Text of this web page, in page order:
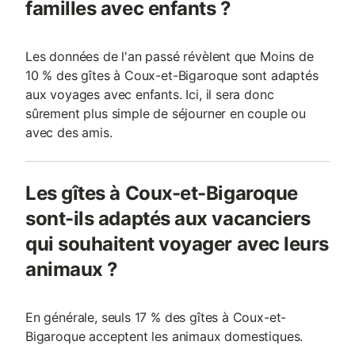
familles avec enfants ?
Les données de l'an passé révèlent que Moins de
10 % des gîtes à Coux-et-Bigaroque sont adaptés
aux voyages avec enfants. Ici, il sera donc
sûrement plus simple de séjourner en couple ou
avec des amis.
Les gîtes à Coux-et-Bigaroque
sont-ils adaptés aux vacanciers
qui souhaitent voyager avec leurs
animaux ?
En générale, seuls 17 % des gîtes à Coux-et-
Bigaroque acceptent les animaux domestiques.